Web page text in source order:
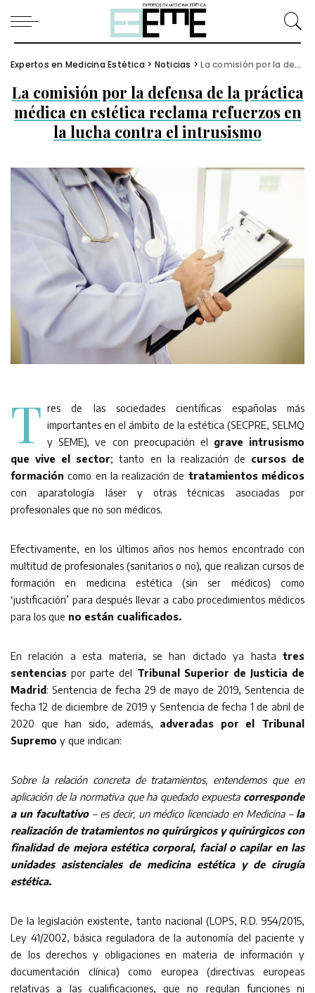
Expertos en Medicina Estética > Noticias >La comisión por la defensa de la práctica médica en estética reclama refuerzos en la lucha contra el intrusismo
La comisión por la defensa de la práctica
médica en estética reclama refuerzos en
la lucha contra el intrusismo
T res de las sociedades científicas españolas más
importantes en el ámbito de la estética (SECPRE, SELMQ
y SEME), ve con preocupación el grave intrusismo
que vive el sector; tanto en la realización de cursos de
formacióncomo en la realización de tratamientos médicos
con aparatología láser y otras técnicas asociadas por
profesionales que no son médicos.
Efectivamente, en los últimos años nos hemos encontrado con
multitud de profesionales (sanitarios o no), que realizan cursos de
formación en medicina estética (sin ser médicos) como
‘justificación’ para después llevar a cabo procedimientos médicos
para los que no están cualificados.
En relación a esta materia, se han dictado ya hasta tres
sentencias por parte del Tribunal Superior de Justicia de
Madrid: Sentencia de fecha 29 de mayo de 2019, Sentencia de
fecha 12 de diciembre de 2019 y Sentencia de fecha 1 de abril de
2020 que han sido, además, adveradas por el Tribunal
Supremo y que indican:
Sobre la relación concreta de tratamientos, entendemos que en
aplicación de la normativa que ha quedado expuesta corresponde
a un facultativo – es decir, un médico licenciado en Medicina –la
realización de tratamientos no quirúrgicos y quirúrgicos con
finalidad de mejora estética corporal, facial o capilar en las
unidades asistenciales de medicina estética y de cirugía
estética.
De la legislación existente, tanto nacional (LOPS, R.D. 954/2015,
Ley 41/2002, básica reguladora de la autonomía del paciente y
de los derechos y obligaciones en materia de información y
documentación clínica) como europea (directivas europeas
relativas a las cualificaciones, que no regulan funciones ni